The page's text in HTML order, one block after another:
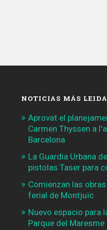
NOTICIAS MÁS
Aprovat el
Carmen Thyssen a
Barcelona
La Guardia Urbana
pistolas Taser para
Comienzan las
ferial de Montjuïc
Nuevo espacio para
Parque del Maresme